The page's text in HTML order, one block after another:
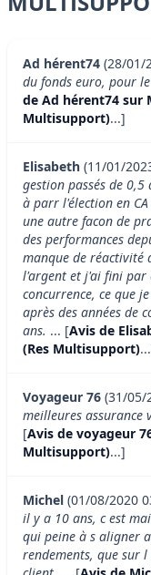
Ad hérent74 (28/01/
du fonds euro, pour
de Ad hérent74 sur
Multisupport)...]
Elisabeth (11/01/
gestion passés de
à parr l'élection en
une autre facon de
des performances
manque de réactivité
l'argent et j'ai fini par
concurrence, ce que
après des années de
ans. ... [Avis de
(Res Multisupport)
Voyageur 76 (31/05/
meilleures assurance
[Avis de voyageur
Multisupport)...]
Michel (01/08/2020
il y a 10 ans, c est
qui peine à s aligner
rendements, que sur